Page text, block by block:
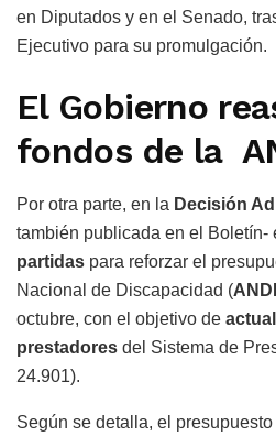
en Diputados y en el Senado,
Ejecutivo para su promulgación.
El Gobierno
fondos de la
Por otra parte, en la Decisión
también publicada en el Boletín-
partidas para reforzar el
Nacional de Discapacidad (
octubre, con el objetivo de
prestadores del Sistema de
24.901).
Según se detalla, el